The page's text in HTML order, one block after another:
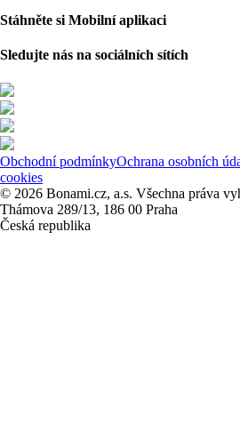
Stáhněte si Mobilní aplikaci
Sledujte nás na sociálních sítích
Obchodní podmínkyOchrana osobních
cookies
© 2026 Bonami.cz, a.s. Všechna práva
Thámova 289/13, 186 00 Praha
Česká republika